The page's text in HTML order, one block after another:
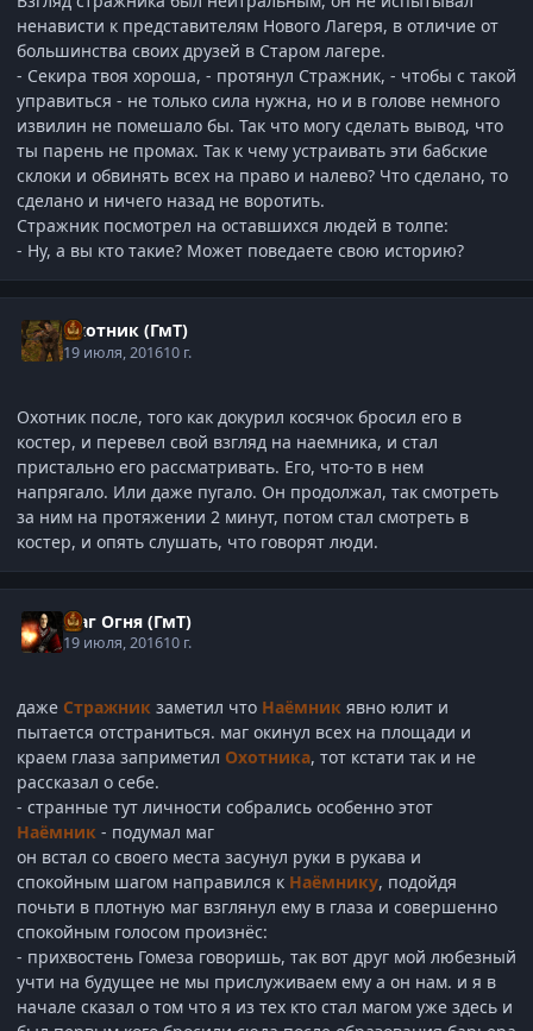
ненависти к представителям Нового Лагеря, в отличие от
большинства своих друзей в Старом лагере.
- Секира твоя хороша, - протянул Стражник, - чтобы с такой
управиться - не только сила нужна, но и в голове немного
извилин не помешало бы. Так что могу сделать вывод, что
ты парень не промах. Так к чему устраивать эти бабские
склоки и обвинять всех на право и налево? Что сделано, то
сделано и ничего назад не воротить.
Стражник посмотрел на оставшихся людей в толпе:
- Ну, а вы кто такие? Может поведаете свою историю?
Охотник (ГмТ)
19 июля, 201610 г.
Охотник после, того как докурил косячок бросил его в
костер, и перевел свой взгляд на наемника, и стал
пристально его рассматривать. Его, что-то в нем
напрягало. Или даже пугало. Он продолжал, так смотреть
за ним на протяжении 2 минут, потом стал смотреть в
костер, и опять слушать, что говорят люди.
Маг Огня (ГмТ)
19 июля, 201610 г.
даже Стражник заметил что Наёмник явно юлит и
пытается отстраниться. маг окинул всех на площади и
краем глаза заприметил Охотника, тот кстати так и не
рассказал о себе.
- странные тут личности собрались особенно этот
Наёмник - подумал маг
он встал со своего места засунул руки в рукава и
спокойным шагом направился к Наёмнику, подойдя
почьти в плотную маг взглянул ему в глаза и совершенно
спокойным голосом произнёс:
- прихвостень Гомеза говоришь, так вот друг мой любезный
учти на будущее не мы прислуживаем ему а он нам. и я в
начале сказал о том что я из тех кто стал магом уже здесь и